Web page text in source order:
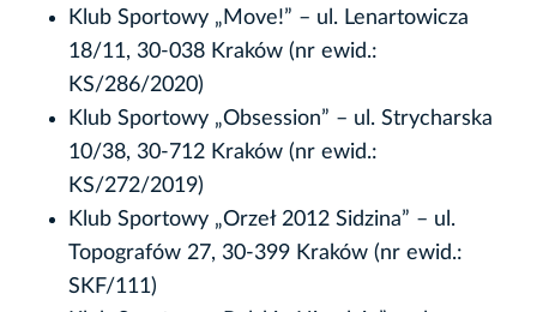
Klub Sportowy „Move!” – ul. Lenartowicza
18/11, 30-038 Kraków (nr ewid.:
KS/286/2020)
Klub Sportowy „Obsession” – ul. Strycharska
10/38, 30-712 Kraków (nr ewid.:
KS/272/2019)
Klub Sportowy „Orzeł 2012 Sidzina” – ul.
Topografów 27, 30-399 Kraków (nr ewid.:
SKF/111)